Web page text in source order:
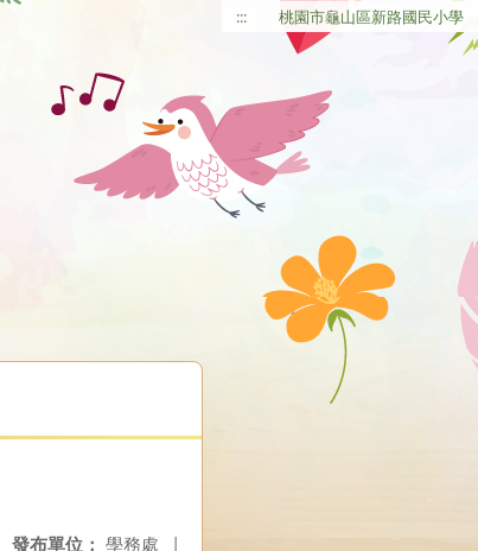
::: 桃園市龜山區新路國民小學
發布單位： 學務處 |